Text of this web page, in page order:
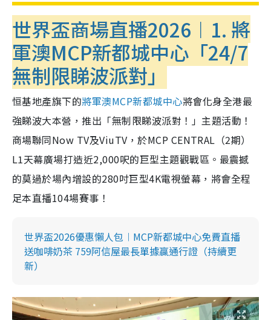
世界盃商場直播2026︱1. 將
軍澳MCP新都城中心「24/7
無制限睇波派對」
恒基地產旗下的將軍澳MCP新都城中心將會化身全港最
強睇波大本營，推出「無制限睇波派對！」主題活動！
商場聯同Now TV及ViuTV，於MCP CENTRAL（2期）
L1天幕廣場打造近2,000呎的巨型主題觀戰區。最震撼
的莫過於場內增設的280吋巨型4K電視螢幕，將會全程
足本直播104場賽事！
世界盃2026優惠懶人包︱MCP新都城中心免費直播
送咖啡奶茶 759阿信屋最長單據贏通行證（持續更
新）